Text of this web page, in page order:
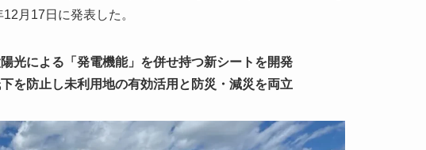
月17日に発表した。
光による「発電機能」を併せ持つ新シートを開発
を防止し未利用地の有効活用と防災・減災を両立